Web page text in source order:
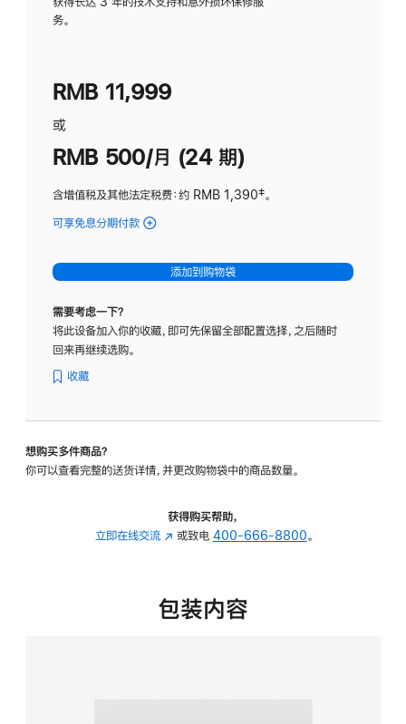
务。
RMB 11,999
或
RMB 500/月 (24 期)
含增值税及其他法定税费：约 RMB 1,390脚
‡。
可享免息分期付款 (Studio
-
标
璃
转
的
添加到购物袋
需要考虑一下？
将此设备加入你的收藏，即可先保留全部配置选择，之后随时
回来再继续选购。
收藏
想购买多件商品？
你可以查看完整的送货详情，并更改购物袋中的商品数量。
获得购买帮助，
立即在线交流 (在
中
或致电 400-666-8800。
包装内容